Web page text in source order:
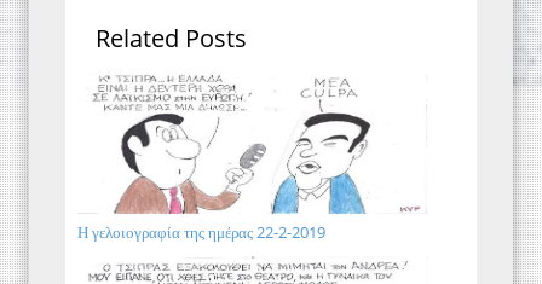
Related Posts
Η γελοιογραφία της ημέρας 22-2-2019